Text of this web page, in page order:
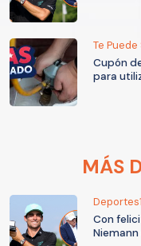
Te
Cupón
para
MÁS
Con